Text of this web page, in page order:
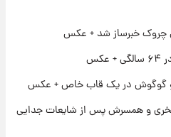
۱۸ مرداد ماه ۱۴۰۵
خبرساز شد + عکس
و گوگوش در یک قاب خاص + عکس
و همسرش پس از شایعات جدایی